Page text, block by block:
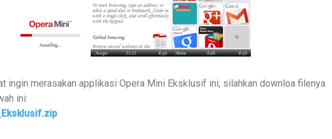
ingin merasakan applikasi Opera Mini Eksklusif ini, silahkan downloa filenya
ini: